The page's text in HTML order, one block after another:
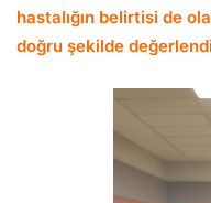
hastalığın belirtisi de
doğru şekilde